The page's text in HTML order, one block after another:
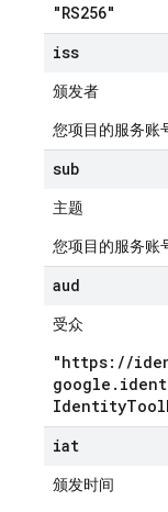
"RS256"
iss
颁发者
您项目的服务账
sub
主题
您项目的服务账
aud
受众
"https: //
google .
Identity
iat
颁发时间